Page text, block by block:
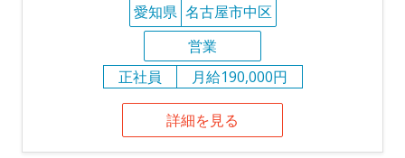
愛知県 名古屋市中区
営業
正社員
月給190,000円
詳細を見る